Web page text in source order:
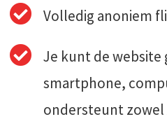
Volledig anoniem
Je kunt de website
smartphone,
ondersteunt zowel